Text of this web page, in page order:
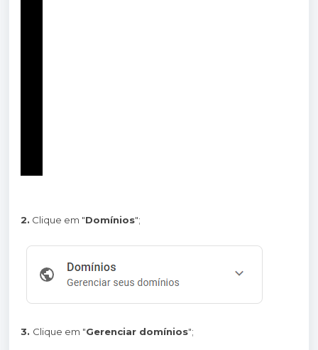
2. Clique em "Domínios";
3. Clique em "Gerenciar domínios";